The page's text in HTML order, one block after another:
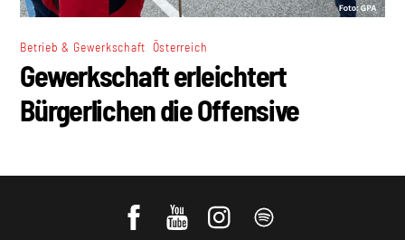
Betrieb & Gewerkschaft Österreich
Gewerkschaft erleichtert
Bürgerlichen die Offensive